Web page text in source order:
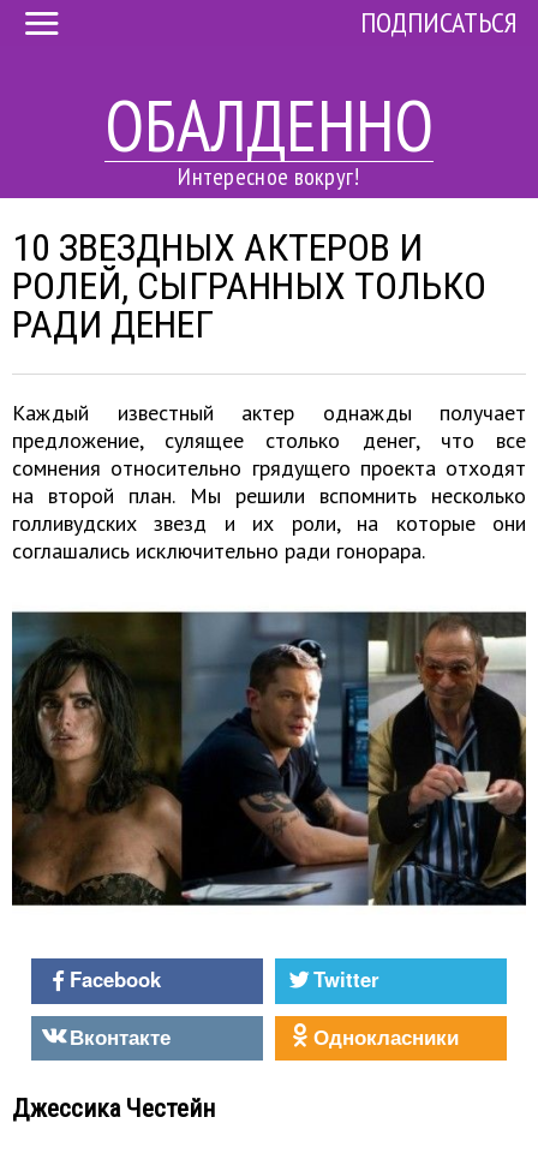
ОБАЛДЕННО
Интересное вокруг!
ПОДПИСАТЬСЯ
10 ЗВЕЗДНЫХ АКТЕРОВ И
РОЛЕЙ, СЫГРАННЫХ ТОЛЬКО
РАДИ ДЕНЕГ
Каждый известный актер однажды получает
предложение, сулящее столько денег, что все
сомнения относительно грядущего проекта отходят
на второй план. Мы решили вспомнить несколько
голливудских звезд и их роли, на которые они
соглашались исключительно ради гонорара.
Facebook
Twitter
Вконтакте
Однокласники
Джессика Честейн